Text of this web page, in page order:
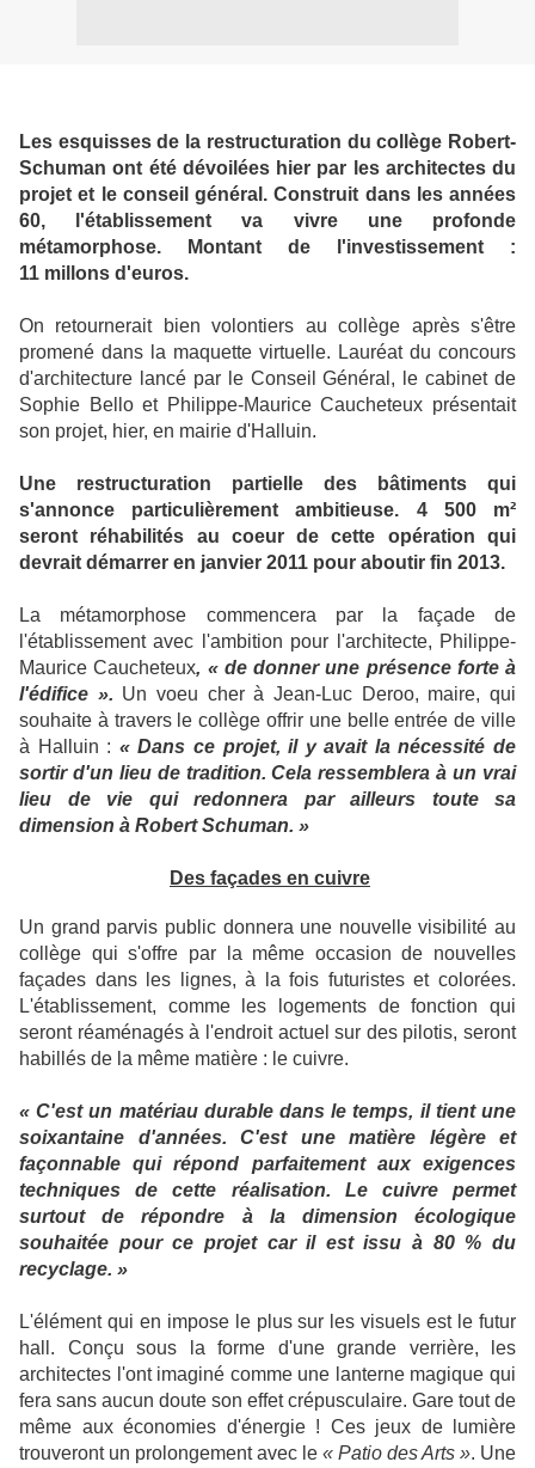
Les esquisses de la restructuration du collège Robert-
Schuman ont été dévoilées hier par les architectes du
projet et le conseil général. Construit dans les années
60, l'établissement va vivre une profonde
métamorphose. Montant de l'investissement :
11 millons d'euros.
On retournerait bien volontiers au collège après s'être
promené dans la maquette virtuelle. Lauréat du concours
d'architecture lancé par le Conseil Général, le cabinet de
Sophie Bello et Philippe-Maurice Caucheteux présentait
son projet, hier, en mairie d'Halluin.
Une restructuration partielle des bâtiments qui
s'annonce particulièrement ambitieuse. 4 500 m²
seront réhabilités au coeur de cette opération qui
devrait démarrer en janvier 2011 pour aboutir fin 2013.
La métamorphose commencera par la façade de
l'établissement avec l'ambition pour l'architecte, Philippe-
Maurice Caucheteux, « de donner une présence forte à
l'édifice ». Un voeu cher à Jean-Luc Deroo, maire, qui
souhaite à travers le collège offrir une belle entrée de ville
à Halluin : « Dans ce projet, il y avait la nécessité de
sortir d'un lieu de tradition. Cela ressemblera à un vrai
lieu de vie qui redonnera par ailleurs toute sa
dimension à Robert Schuman. »
Des façades en cuivre
Un grand parvis public donnera une nouvelle visibilité au
collège qui s'offre par la même occasion de nouvelles
façades dans les lignes, à la fois futuristes et colorées.
L'établissement, comme les logements de fonction qui
seront réaménagés à l'endroit actuel sur des pilotis, seront
habillés de la même matière : le cuivre.
« C'est un matériau durable dans le temps, il tient une
soixantaine d'années. C'est une matière légère et
façonnable qui répond parfaitement aux exigences
techniques de cette réalisation. Le cuivre permet
surtout de répondre à la dimension écologique
souhaitée pour ce projet car il est issu à 80 % du
recyclage. »
L'élément qui en impose le plus sur les visuels est le futur
hall. Conçu sous la forme d'une grande verrière, les
architectes l'ont imaginé comme une lanterne magique qui
fera sans aucun doute son effet crépusculaire. Gare tout de
même aux économies d'énergie ! Ces jeux de lumière
trouveront un prolongement avec le « Patio des Arts ». Une